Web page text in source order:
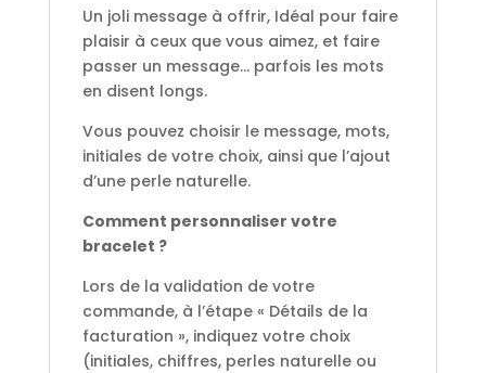
Un joli message à offrir, Idéal pour faire
plaisir à ceux que vous aimez, et faire
passer un message… parfois les mots
en disent longs.
Vous pouvez choisir le message, mots,
initiales de votre choix, ainsi que l’ajout
d’une perle naturelle.
Comment personnaliser votre
bracelet ?
Lors de la validation de votre
commande, à l’étape « Détails de la
facturation », indiquez votre choix
(initiales, chiffres, perles naturelle ou